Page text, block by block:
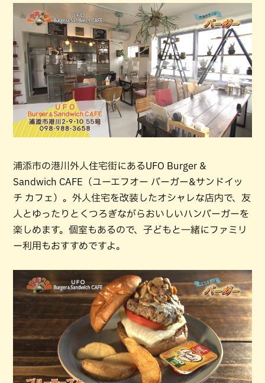
浦添市の港川外人住宅街にあるUFO Burger &
Sandwich CAFE（ユーエフオー バーガー&サンドイッ
チ カフェ）。外人住宅を改装したオシャレな店内で、友
人とゆったりとくつろぎながらおいしいハンバーガーを
楽しめます。個室もあるので、子どもと一緒にファミリ
ー利用もおすすめですよ。